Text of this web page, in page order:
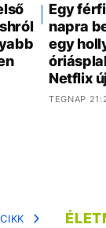
Egy
napra
egy
Netflix
TEGNAP